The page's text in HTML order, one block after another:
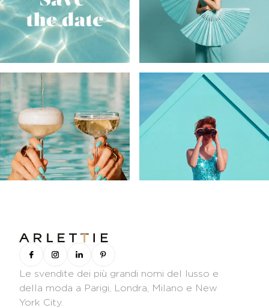
Le svendite dei più grandi nomi del lusso e
della moda a Parigi, Londra, Milano e New
York City.